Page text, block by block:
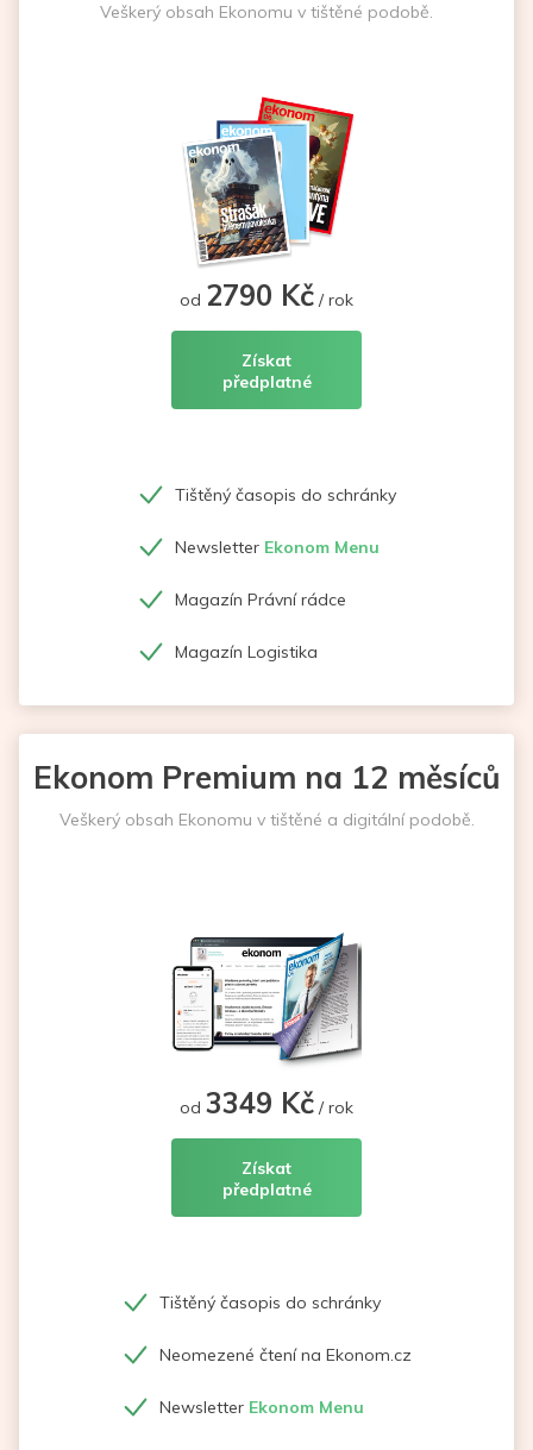
Veškerý obsah Ekonomu v tištěné podobě.
od 2790 Kč / rok
Získat
předplatné
Tištěný časopis do schránky
Newsletter Ekonom Menu
Magazín Právní rádce
Magazín Logistika
Ekonom Premium na 12 měsíců
Veškerý obsah Ekonomu v tištěné a digitální podobě.
od 3349 Kč / rok
Získat
předplatné
Tištěný časopis do schránky
Neomezené čtení na Ekonom.cz
Newsletter Ekonom Menu